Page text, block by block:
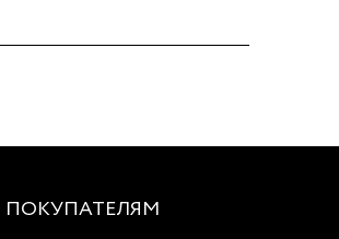
ПОКУПАТЕЛЯМ